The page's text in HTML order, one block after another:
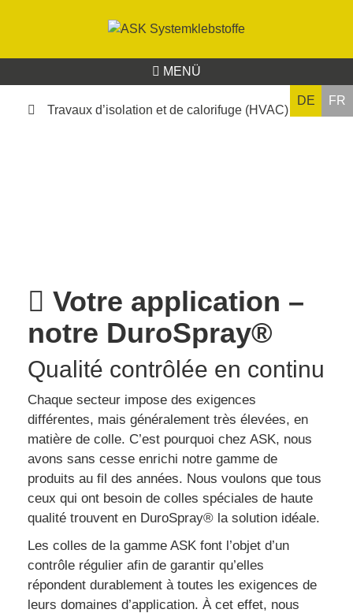
MENÜ
DE FR
Travaux d’isolation et de calorifuge (HVAC)
Votre application –
notre DuroSpray®
Qualité contrôlée en continu
Chaque secteur impose des exigences
différentes, mais généralement très élevées, en
matière de colle. C’est pourquoi chez ASK, nous
avons sans cesse enrichi notre gamme de
produits au fil des années. Nous voulons que tous
ceux qui ont besoin de colles spéciales de haute
qualité trouvent en DuroSpray® la solution idéale.
Les colles de la gamme ASK font l’objet d’un
contrôle régulier afin de garantir qu’elles
répondent durablement à toutes les exigences de
leurs domaines d’application. À cet effet, nous